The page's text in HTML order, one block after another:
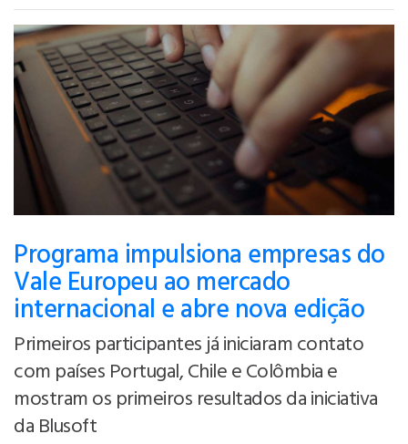
Programa impulsiona empresas do
Vale Europeu ao mercado
internacional e abre nova edição
Primeiros participantes já iniciaram contato
com países Portugal, Chile e Colômbia e
mostram os primeiros resultados da iniciativa
da Blusoft